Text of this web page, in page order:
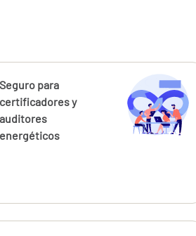
Calcúlalo ahora
Seguro para
certificadores y
auditores
energéticos